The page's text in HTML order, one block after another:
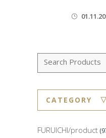
CATEGORY
FURUICHI/product